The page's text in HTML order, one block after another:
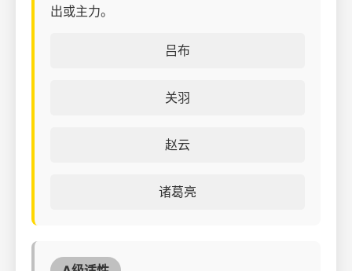
出或主力。
吕布
关羽
赵云
诸葛亮